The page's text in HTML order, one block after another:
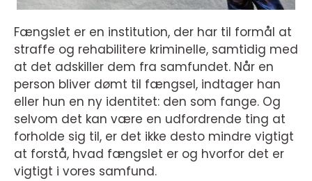
Fængslet er en institution, der har til formål at
straffe og rehabilitere kriminelle, samtidig med
at det adskiller dem fra samfundet. Når en
person bliver dømt til fængsel, indtager han
eller hun en ny identitet: den som fange. Og
selvom det kan være en udfordrende ting at
forholde sig til, er det ikke desto mindre vigtigt
at forstå, hvad fængslet er og hvorfor det er
vigtigt i vores samfund.